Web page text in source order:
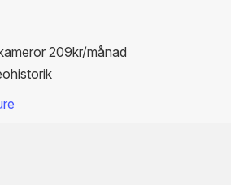
209kr/månad